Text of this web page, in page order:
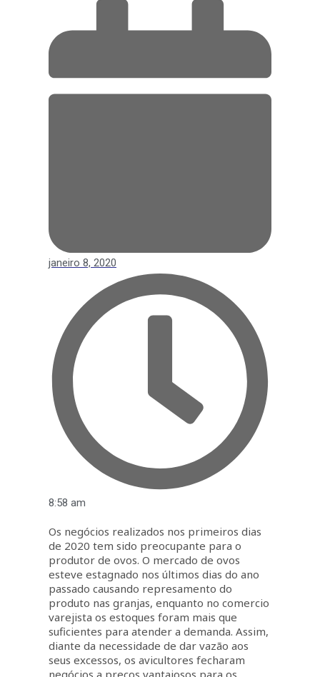
janeiro 8, 2020
8:58 am
Os negócios realizados nos primeiros dias
de 2020 tem sido preocupante para o
produtor de ovos. O mercado de ovos
esteve estagnado nos últimos dias do ano
passado causando represamento do
produto nas granjas, enquanto no comercio
varejista os estoques foram mais que
suficientes para atender a demanda. Assim,
diante da necessidade de dar vazão aos
seus excessos, os avicultores fecharam